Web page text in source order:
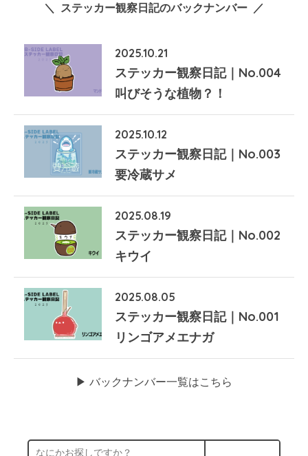
＼ ステッカー観察日記のバックナンバー ／
2025.10.21
ステッカー観察日記｜No.004
叫びそうな植物？！
2025.10.12
ステッカー観察日記｜No.003
要冷蔵サメ
2025.08.19
ステッカー観察日記｜No.002
キウイ
2025.08.05
ステッカー観察日記｜No.001
リンゴアメエナガ
▶︎ バックナンバー一覧はこちら